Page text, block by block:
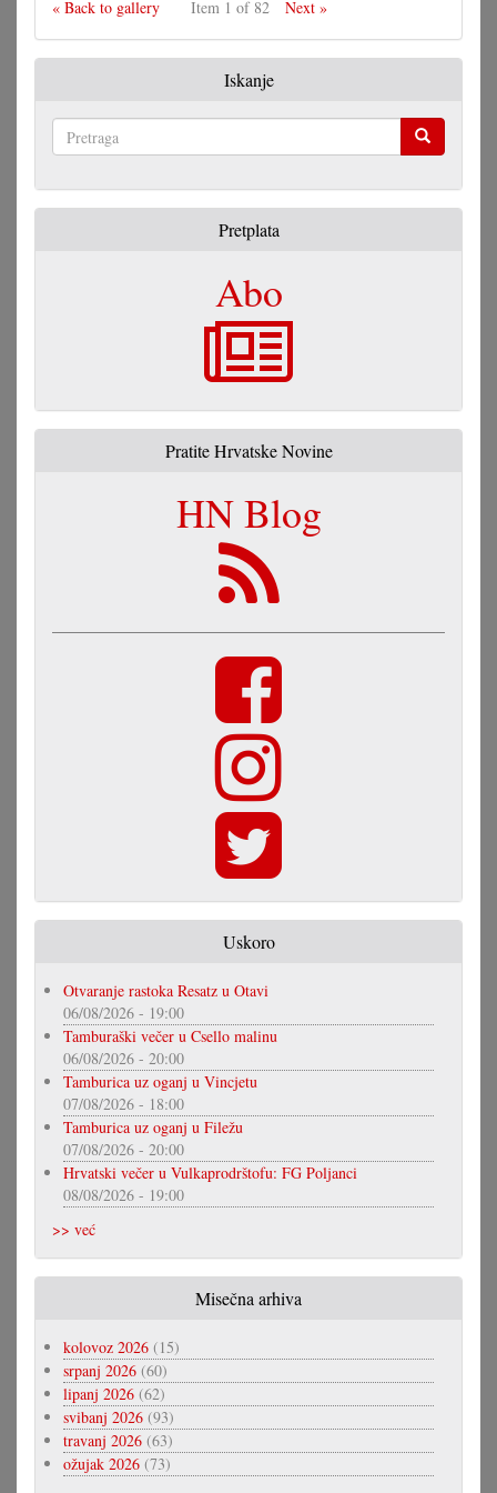
« Back to gallery
Item 1 of 82 Next »
Iskanje
Pretplata
Abo
Pratite Hrvatske Novine
HN Blog
Uskoro
Otvaranje rastoka Resatz u Otavi
06/08/2026 - 19:00
Tamburaški večer u Csello malinu
06/08/2026 - 20:00
Tamburica uz oganj u Vincjetu
07/08/2026 - 18:00
Tamburica uz oganj u Filežu
07/08/2026 - 20:00
Hrvatski večer u Vulkaprodrštofu: FG Poljanci
08/08/2026 - 19:00
>> već
Misečna arhiva
kolovoz 2026 (15)
srpanj 2026 (60)
lipanj 2026 (62)
svibanj 2026 (93)
travanj 2026 (63)
ožujak 2026 (73)